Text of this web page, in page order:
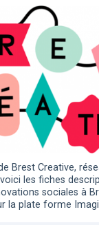
Brest Creative,
les fiches
sociales à
la plate forme